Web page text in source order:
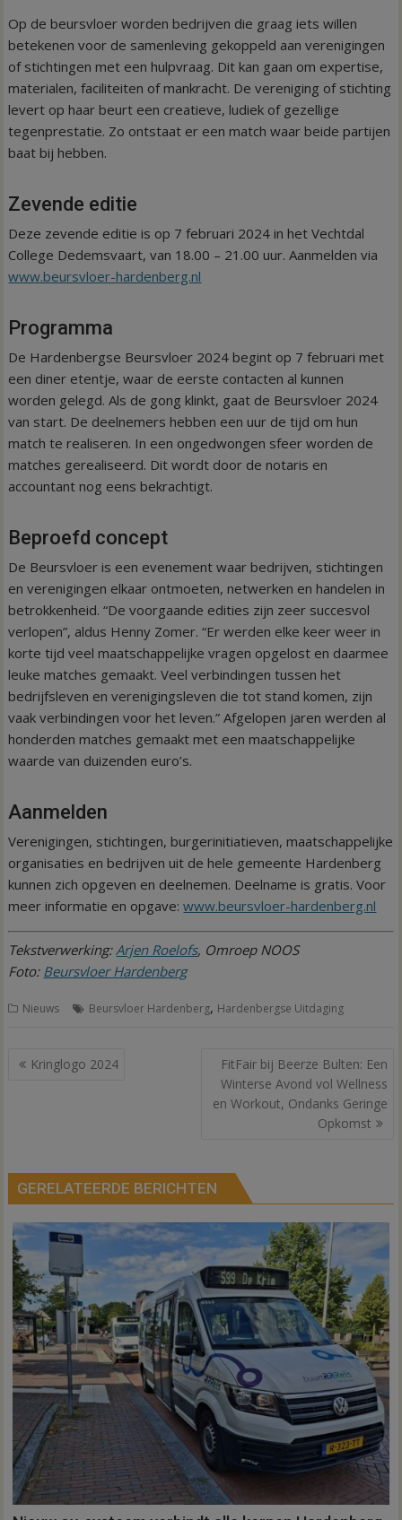
Op de beursvloer worden bedrijven die graag iets willen
betekenen voor de samenleving gekoppeld aan verenigingen
of stichtingen met een hulpvraag. Dit kan gaan om expertise,
materialen, faciliteiten of mankracht. De vereniging of stichting
levert op haar beurt een creatieve, ludiek of gezellige
tegenprestatie. Zo ontstaat er een match waar beide partijen
baat bij hebben.
Zevende editie
Deze zevende editie is op 7 februari 2024 in het Vechtdal
College Dedemsvaart, van 18.00 – 21.00 uur. Aanmelden via
www.beursvloer-hardenberg.nl
Programma
De Hardenbergse Beursvloer 2024 begint op 7 februari met
een diner etentje, waar de eerste contacten al kunnen
worden gelegd. Als de gong klinkt, gaat de Beursvloer 2024
van start. De deelnemers hebben een uur de tijd om hun
match te realiseren. In een ongedwongen sfeer worden de
matches gerealiseerd. Dit wordt door de notaris en
accountant nog eens bekrachtigt.
Beproefd concept
De Beursvloer is een evenement waar bedrijven, stichtingen
en verenigingen elkaar ontmoeten, netwerken en handelen in
betrokkenheid. “De voorgaande edities zijn zeer succesvol
verlopen”, aldus Henny Zomer. “Er werden elke keer weer in
korte tijd veel maatschappelijke vragen opgelost en daarmee
leuke matches gemaakt. Veel verbindingen tussen het
bedrijfsleven en verenigingsleven die tot stand komen, zijn
vaak verbindingen voor het leven.” Afgelopen jaren werden al
honderden matches gemaakt met een maatschappelijke
waarde van duizenden euro’s.
Aanmelden
Verenigingen, stichtingen, burgerinitiatieven, maatschappelijke
organisaties en bedrijven uit de hele gemeente Hardenberg
kunnen zich opgeven en deelnemen. Deelname is gratis. Voor
meer informatie en opgave:www.beursvloer-hardenberg.nl
Tekstverwerking:Arjen Roelofs, Omroep NOOS
Foto: Beursvloer Hardenberg
Nieuws Beursvloer Hardenberg, Hardenbergse Uitdaging
Bericht
Kringlogo 2024
FitFair bij Beerze Bulten: Een
Winterse Avond vol Wellness
en Workout, Ondanks Geringe
Opkomst
GERELATEERDE BERICHTEN